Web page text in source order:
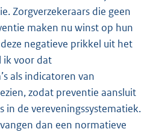
Zorgverzekeraars die geen
maken nu winst op hun
negatieve prikkel uit het
ik voor dat
als indicatoren van
zodat preventie aansluit
in de vereveningssystematiek.
dan een normatieve